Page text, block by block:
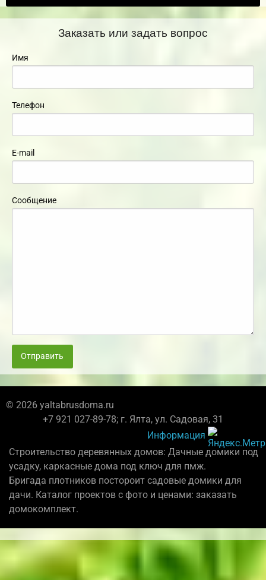
Заказать или задать вопрос
Имя
Телефон
E-mail
Сообщение
Отправить
© 2026 yaltabrusdoma.ru
+7 921 027-89-78; г. Ялта, ул. Садовая, 31
Информация
Строительство деревянных домов: Дачные домики под
усадку, каркасные дома под ключ для пмж.
Бригада плотников постороит садовые домики для
дачи. Каталог проектов с фото и ценами: заказать
домокомплект.